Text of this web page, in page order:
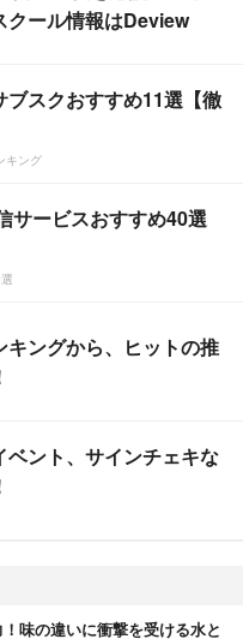
クール情報はDeview
ブスクおすすめ11選【徹
キング
サービスおすすめ40選
キングから、ヒットの推
ベント、サインチェキな
味の違いに衝撃を受ける水と